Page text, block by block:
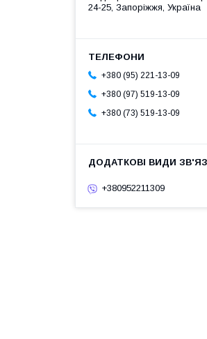
24-25, Запоріжжя, Україна
+380 (95) 221-13-09
+380 (97) 519-13-09
+380 (73) 519-13-09
+380952211309